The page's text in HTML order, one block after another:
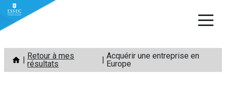
Aller
contenu
Retour à mes
résultats
Acquérir une entreprise en
Europe